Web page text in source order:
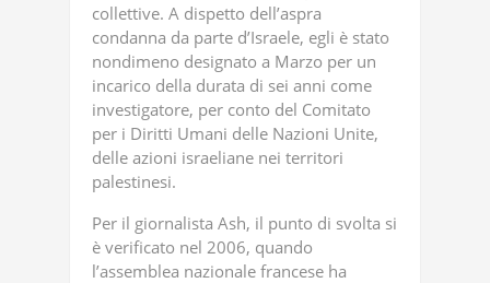
collettive. A dispetto dell’aspra
condanna da parte d’Israele, egli è stato
nondimeno designato a Marzo per un
incarico della durata di sei anni come
investigatore, per conto del Comitato
per i Diritti Umani delle Nazioni Unite,
delle azioni israeliane nei territori
palestinesi.
Per il giornalista Ash, il punto di svolta si
è verificato nel 2006, quando
l’assemblea nazionale francese ha